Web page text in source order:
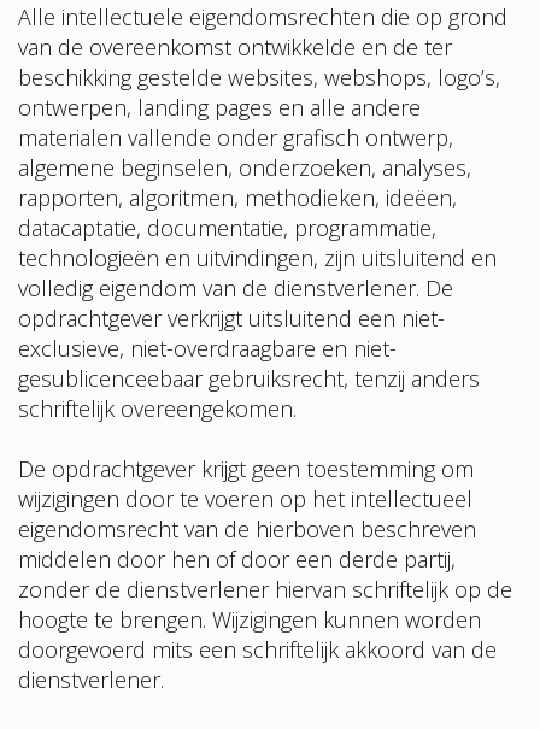
Alle intellectuele eigendomsrechten die op grond
van de overeenkomst ontwikkelde en de ter
beschikking gestelde websites, webshops, logo’s,
ontwerpen, landing pages en alle andere
materialen vallende onder grafisch ontwerp,
algemene beginselen, onderzoeken, analyses,
rapporten, algoritmen, methodieken, ideëen,
datacaptatie, documentatie, programmatie,
technologieën en uitvindingen, zijn uitsluitend en
volledig eigendom van de dienstverlener. De
opdrachtgever verkrijgt uitsluitend een niet-
exclusieve, niet-overdraagbare en niet-
gesublicenceebaar gebruiksrecht, tenzij anders
schriftelijk overeengekomen.
De opdrachtgever krijgt geen toestemming om
wijzigingen door te voeren op het intellectueel
eigendomsrecht van de hierboven beschreven
middelen door hen of door een derde partij,
zonder de dienstverlener hiervan schriftelijk op de
hoogte te brengen. Wijzigingen kunnen worden
doorgevoerd mits een schriftelijk akkoord van de
dienstverlener.